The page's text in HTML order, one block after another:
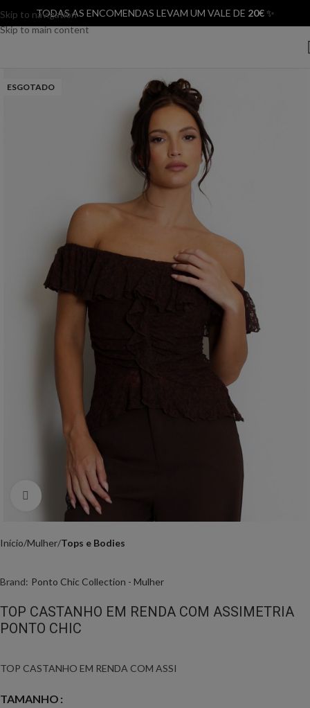
Skip to navigation
Skip to main content
TODAS AS ENCOMENDAS LEVAM UM VALE DE 20€✨
ESGOTADO
Click to enlarge
Início Mulher Tops e Bodies
Brand: Ponto Chic Collection - Mulher
TOP CASTANHO EM RENDA COM ASSIMETRIA
PONTO CHIC
TOP CASTANHO EM RENDA COM ASSI
TAMANHO